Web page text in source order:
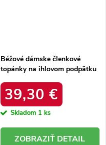
Béžové dámske členkové
topánky na ihlovom podpätku
9555 BEIGE
39,30 €
Skladom 1 ks
DETAIL